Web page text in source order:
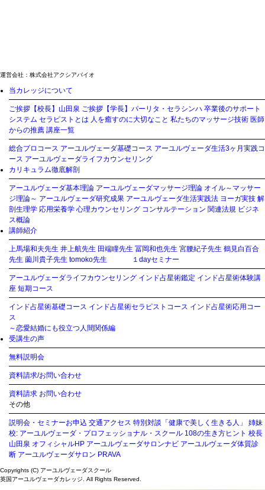
運営会社：株式会社アクシアバイオ
当カレッジについて
ご挨拶【校長】山田泉 ご挨拶【学長】パーリタ・セラシンハ 卒業後のサポート
システム セラピストとは 人を癒すのに大切なこと 私たちのマッサージ技術 医師
からの推薦 講座一覧
総合プロコース アーユルヴェーダ基礎コース アーユルヴェーダ生活3ヶ月実践コ
ース アーユルヴェーダライフカウンセリング
カリキュラム徹底解剖
アーユルヴェーダ基本理論 アーユルヴェーダマッサージ理論 オイル～マッサー
ジ理論～ アーユルヴェーダ研究成果 アーユルヴェーダ生活実践法 ヨーガ実技 解
剖生理学 応用栄養学 心理カウンセリング コンサルテーション 関連法規 ビジネ
ス概論
講師紹介
上馬場和夫先生 井上航先生 田端瞳先生 冨岡和也先生 宮腰紀子先生 鶴見白百合
先生 薗川貴子先生 tomoko先生 １dayセミナー
アーユルヴェーダライフカウンセリング インド占星術鑑定 インド占星術体験講
座 短期コース
インド占星術基礎コース インド占星術セラピストコース インド占星術応用コー
ス
～恋愛結婚にも役立つ人間関係編
受講生の声
無料説明会
資料請求/お問い合わせ
資料請求 お問い合わせ
その他
説明会・セミナーお申込 交通アクセス 特別対談「健康で美しく生きる人」
姉妹
校: アーユルヴェーダ・プロフェッショナル・スクール 108の生き方ヒント 校長
山田泉 オフィシャルHP アーユルヴェーダサロンナビ アーユルヴェーダ体質診
断 アーユルヴェーダサロン PRAVA
Copyrights (C) アーユルヴェーダスクール
英国アーユルヴェーダカレッジ. All Rights Reserved.